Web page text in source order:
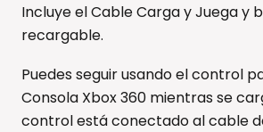
Incluye el Cable Carga y Juega y
recargable.
Puedes seguir usando el control
Consola Xbox 360 mientras se
control está conectado al cable